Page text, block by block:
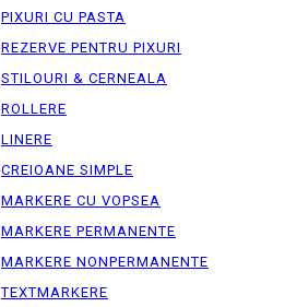
PIXURI CU PASTA
REZERVE PENTRU PIXURI
STILOURI & СERNEALA
ROLLERE
LINERE
CREIOANE SIMPLE
MARKERE CU VOPSEA
MARKERE PERMANENTE
MARKERE NONPERMANENTE
TEXTMARKERE